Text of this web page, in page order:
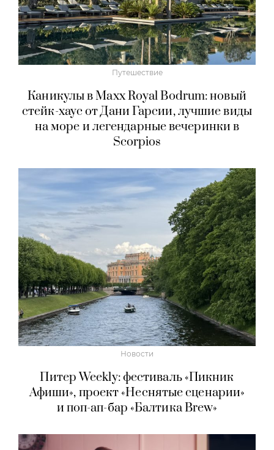
Путешествие
Каникулы в Maxx Royal Bodrum: новый
стейк-хаус от Дани Гарсии, лучшие виды
на море и легендарные вечеринки в
Scorpios
Новости
Питер Weekly: фестиваль «Пикник
Афиши», проект «Неснятые сценарии»
и поп-ап-бар «Балтика Brew»